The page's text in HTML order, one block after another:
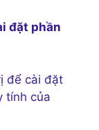
đặt phần
để cài đặt
tính của